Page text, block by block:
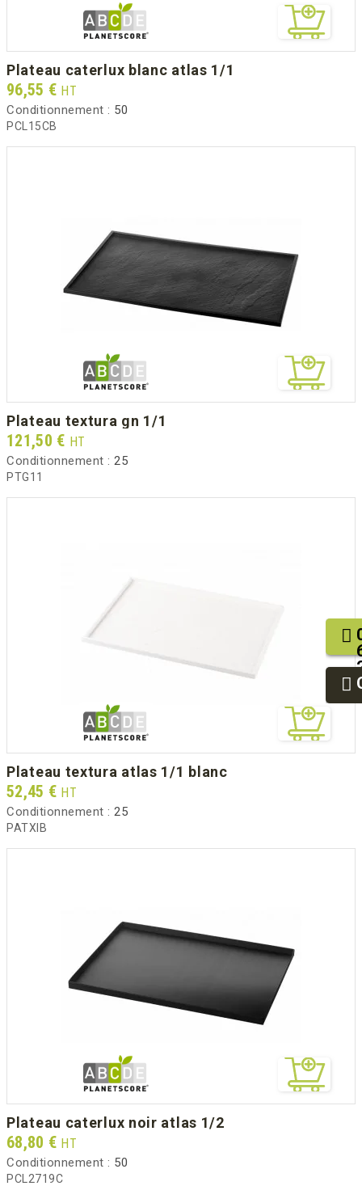
plateau caterlux blanc atlas 1/1
Prix
96,55 € HT
Conditionnement : 50
PCL15CB
plateau textura gn 1/1
Prix
121,50 € HT
Conditionnement : 25
PTG11
plateau textura atlas 1/1 blanc
Prix
52,45 € HT
Conditionnement : 25
PATXIB
plateau caterlux noir atlas 1/2
Prix
68,80 € HT
Conditionnement : 50
PCL2719C